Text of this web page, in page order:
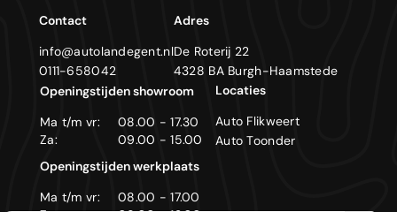
Contact
info@autolandegent.nl
0111-658042
Adres
De Roterij 22
4328 BA Burgh-Haamstede
Openingstijden showroom
Ma t/m vr:
08.00 - 17.30
Za:
09.00 - 15.00
Openingstijden werkplaats
Ma t/m vr:
08.00 - 17.00
Locaties
Auto Flikweert
Auto Toonder